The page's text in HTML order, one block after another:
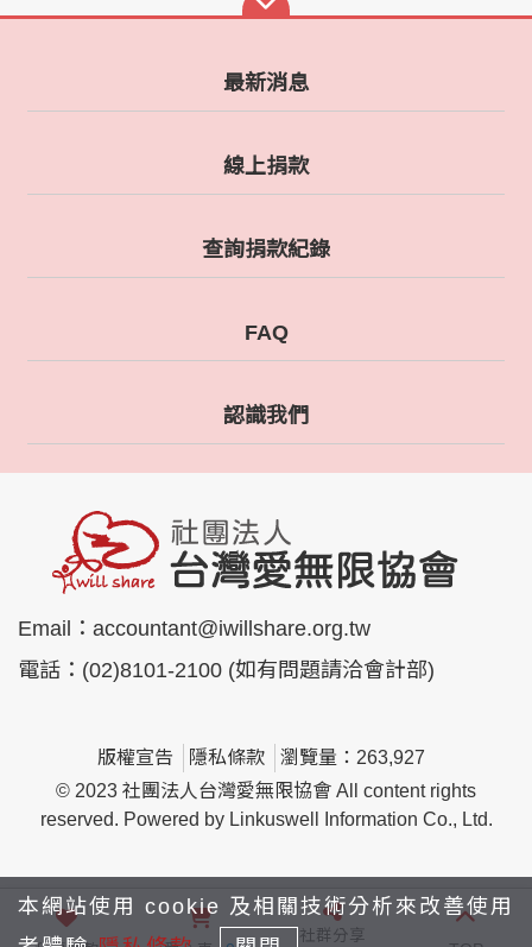
最新消息
線上捐款
查詢捐款紀錄
FAQ
認識我們
Email： accountant@iwillshare.org.tw
電話： (02)8101-2100 (如有問題請洽會計部)
版權宣告 隱私條款
瀏覽量：263,927
© 2023 社團法人台灣愛無限協會 All content rights
reserved. Powered by Linkuswell Information Co., Ltd.
社群分享
本網站使用 cookie 及相關技術分析來改善使用